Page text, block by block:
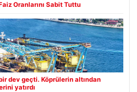
Oranlarını Sabit Tuttu
dev geçti. Köprülerin altından
yatırdı